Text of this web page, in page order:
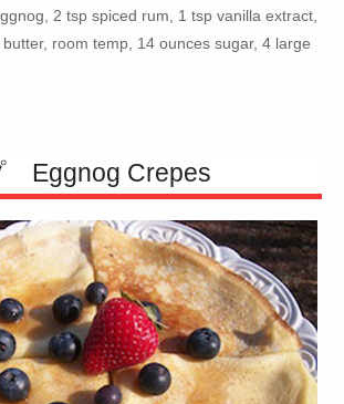
2 tsp spiced rum, 1 tsp vanilla extract,
room temp, 14 ounces sugar, 4 large
Eggnog Crepes